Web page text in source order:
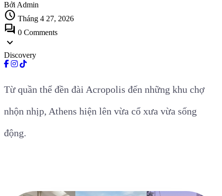
Bởi Admin
schedule Tháng 4 27, 2026
forum 0 Comments
expand_more
Discovery
Từ quần thể đền đài Acropolis đến những khu chợ
nhộn nhịp, Athens hiện lên vừa cổ xưa vừa sống
động.